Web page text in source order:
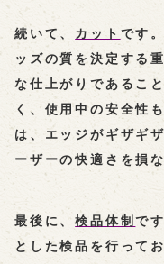
続いて、 カット です
ッズの質を決定する
な仕上がりであるこ
く、使用中の安全性
は、エッジがギザギ
ーザーの快適さを損
最後に、検品体制で
とした検品を行って